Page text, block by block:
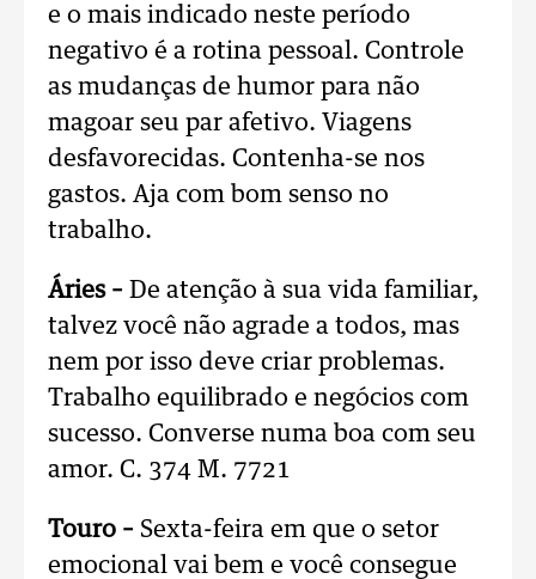
e o mais indicado neste período
negativo é a rotina pessoal. Controle
as mudanças de humor para não
magoar seu par afetivo. Viagens
desfavorecidas. Contenha-se nos
gastos. Aja com bom senso no
trabalho.
Áries – De atenção à sua vida familiar,
talvez você não agrade a todos, mas
nem por isso deve criar problemas.
Trabalho equilibrado e negócios com
sucesso. Converse numa boa com seu
amor. C. 374 M. 7721
Touro – Sexta-feira em que o setor
emocional vai bem e você consegue